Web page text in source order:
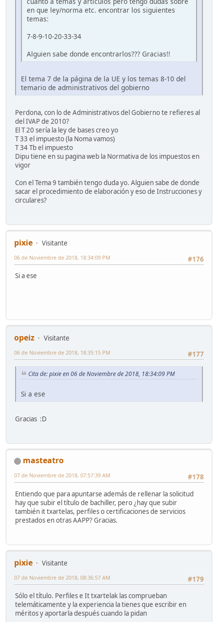
en que ley/norma etc. encontrar los siguientes
temas:
7-8-9-10-20-33-34
Alguien sabe donde encontrarlos??? Gracias!!
El tema 7 de la página de la UE y los temas 8-10 del
temario de administrativos del gobierno
Perdona, con lo de Administrativos del Gobierno te refieres al
del IVAP de 2010?
El T 20 sería la ley de bases creo yo
T 33 el impuesto (la Noma vamos)
T 34 Tb el impuesto
Dipu tiene en su pagina web la Normativa de los impuestos en
vigor
Con el Tema 9 también tengo duda yo. Alguien sabe de donde
sacar el procedimiento de elaboración y eso de Instrucciones y
circulares?
pixie
Visitante
#176
06 de Noviembre de 2018, 18:34:09 PM
Si a ese
opeiz
Visitante
#177
06 de Noviembre de 2018, 18:35:15 PM
Cita de: pixie en 06 de Noviembre de 2018, 18:34:09 PM
Si a ese
Gracias :D
masteatro
#178
07 de Noviembre de 2018, 07:57:39 AM
Entiendo que para apuntarse además de rellenar la solicitud
hay que subir el título de bachiller, pero ¿hay que subir
también it txartelas, perfiles o certificaciones de servicios
prestados en otras AAPP? Gracias.
pixie
Visitante
#179
07 de Noviembre de 2018, 08:36:57 AM
Sólo el título. Perfiles e It txartelak las comprueban
telemáticamente y la experiencia la tienes que escribir en
méritos y aportarla después cuando la pidan